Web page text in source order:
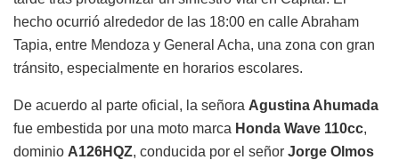
hecho ocurrió alrededor de las 18:00 en calle Abraham
Tapia, entre Mendoza y General Acha, una zona con gran
tránsito, especialmente en horarios escolares.
De acuerdo al parte oficial, la señora Agustina Ahumada
fue embestida por una moto marca Honda Wave 110cc,
dominio A126HQZ, conducida por el señor Jorge Olmos